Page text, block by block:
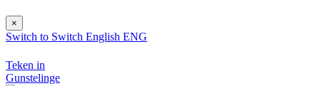
×
Switch to Switch English ENG
Teken in
Gunstelinge